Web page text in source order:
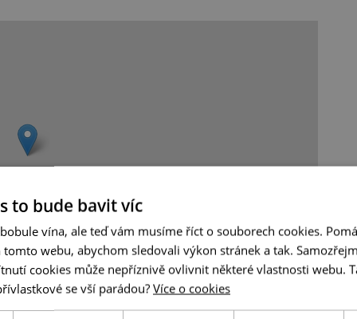
Leaflet| © Seznam.cz a.s. a další
to bude bavit víc
vína, ale teď vám musíme říct o souborech cookies.
tomto webu, abychom sledovali výkon stránek a tak.
cookies může nepříznivě ovlivnit některé vlastnosti webu.
se vší parádou? Více o cookies